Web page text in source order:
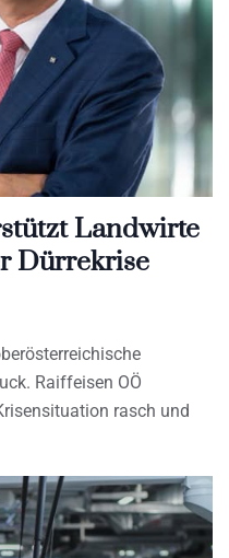
Landwirte
Dürrekrise
Raiffeisen OÖ
rasch und